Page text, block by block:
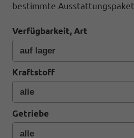
bestimmte
Verfügbarkeit, Art
Kraftstoff
Getriebe